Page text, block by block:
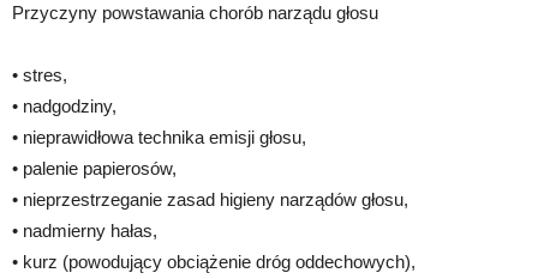
Przyczyny powstawania chorób narządu głosu
• stres,
• nadgodziny,
• nieprawidłowa technika emisji głosu,
• palenie papierosów,
• nieprzestrzeganie zasad higieny narządów głosu,
• nadmierny hałas,
• kurz (powodujący obciążenie dróg oddechowych),